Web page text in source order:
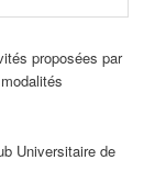
proposées par
Universitaire de